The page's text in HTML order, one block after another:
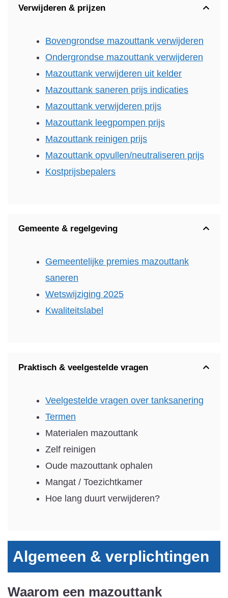
Verwijderen & prijzen
Bovengrondse mazouttank verwijderen
Ondergrondse mazouttank verwijderen
Mazouttank verwijderen uit kelder
Mazouttank saneren prijs indicaties
Mazouttank verwijderen prijs
Mazouttank leegpompen prijs
Mazouttank reinigen prijs
Mazouttank opvullen/neutraliseren prijs
Kostprijsbepalers
Gemeente & regelgeving
Gemeentelijke premies mazouttank
saneren
Wetswijziging 2025
Kwaliteitslabel
Praktisch & veelgestelde vragen
Veelgestelde vragen over tanksanering
Termen
Materialen mazouttank
Zelf reinigen
Oude mazouttank ophalen
Mangat / Toezichtkamer
Hoe lang duurt verwijderen?
Algemeen & verplichtingen
Waarom een mazouttank